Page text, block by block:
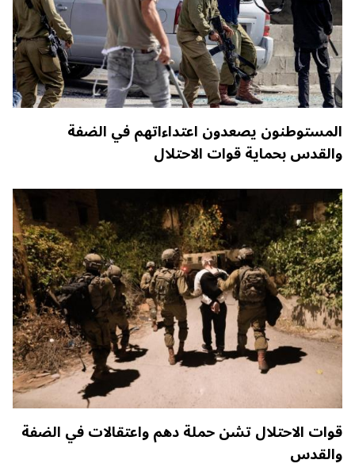
المستوطنون يصعدون اعتداءاتهم في الضفة
والقدس بحماية قوات الاحتلال
قوات الاحتلال تشن حملة دهم واعتقالات في الضفة
والقدس